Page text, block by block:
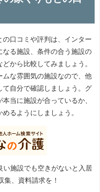
口コミや評判は、インター
なる施設、条件の合う施設の
から比較してみましょう。
な雰囲気の施設なので、他
て自分で確認しましょう。グ
当に施設が合っているか、
るようにしましょう。
い施設でも空きがないと入居
集、資料請求を！